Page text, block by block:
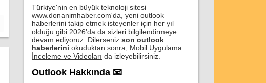
Türkiye'nin en büyük teknoloji sitesi
www.donanimhaber.com'da, yeni outlook
haberlerini takip etmek isteyenler için her yıl
olduğu gibi 2026’da da sizleri bilgilendirmeye
devam ediyoruz. Dilerseniz son outlook
haberlerini okuduktan sonra, Mobil Uygulama
İnceleme ve Videoları da izleyebilirsiniz.
Outlook Hakkında 📧